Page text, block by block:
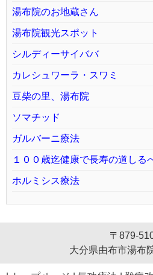
湯布院のお地蔵さん
湯布院観光スポット
シルディーサイババ
カレシュワーラ・スワミ
豆柴の里、湯布院
ソマチッド
ガルバーニ療法
１００歳迄健康で長寿の道しる
ホルミシス療法
〒879-
大分県由布市湯布